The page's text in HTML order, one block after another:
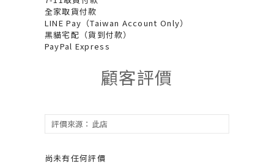
全家取貨付款
LINE Pay（Taiwan Account Only）
黑貓宅配（貨到付款）
PayPal Express
顧客評價
尚未有任何評價